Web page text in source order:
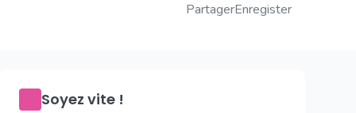
PartagerEnregister
Soyez vite !